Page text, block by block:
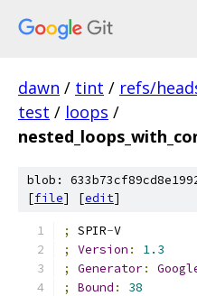
dawn / tint / refs/
test / loops /
blob:
[file] [edit]
; SPIR-V
;
Version :
1.3
;
Generator:
;
Bound :
38